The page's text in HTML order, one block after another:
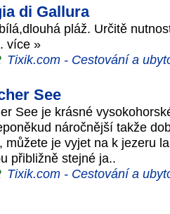
di Gallura
pláž. Určitě
více »
Tixik.com - Cestování a
See
See je krásné
náročnější takže
můžete je vyjet na k jezeru
přibližně stejné ja..
Tixik.com - Cestování a